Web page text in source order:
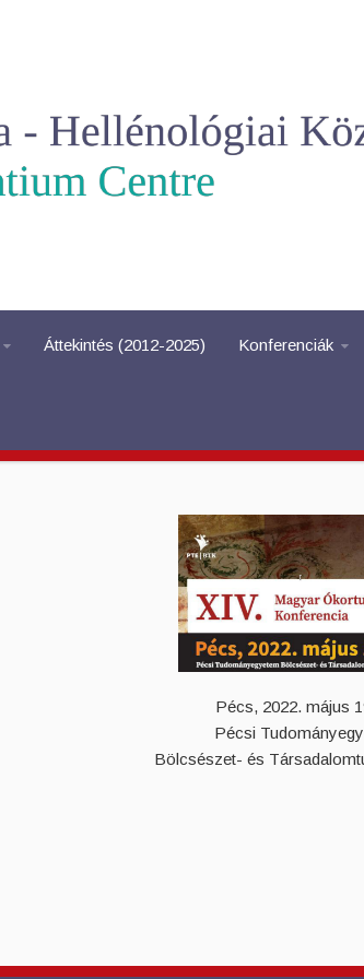
Áttekintés (2012-2025) Konferenciák
Pécs, 2022. május
Pécsi
Bölcsészet- és